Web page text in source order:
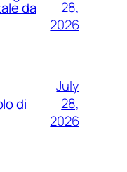
da
28,
2026
di
July
28,
2026